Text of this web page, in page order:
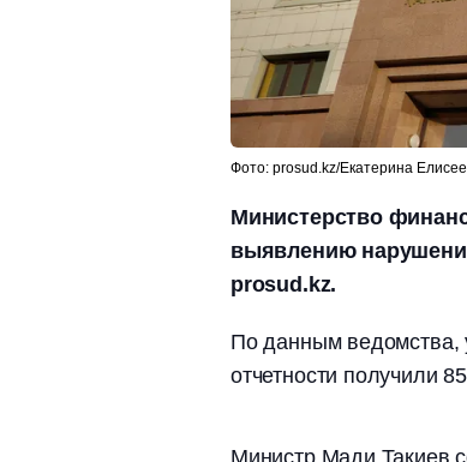
Фото: prosud.kz/Екатерина
Министерство
выявлению
prosud.kz.
По данным ведомства,
отчетности получили